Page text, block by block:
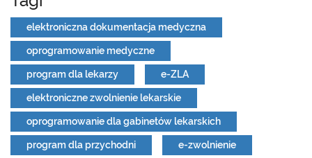
elektroniczna dokumentacja medyczna
oprogramowanie medyczne
program dla lekarzy e-ZLA
elektroniczne zwolnienie lekarskie
oprogramowanie dla gabinetów lekarskich
program dla przychodni e-zwolnienie